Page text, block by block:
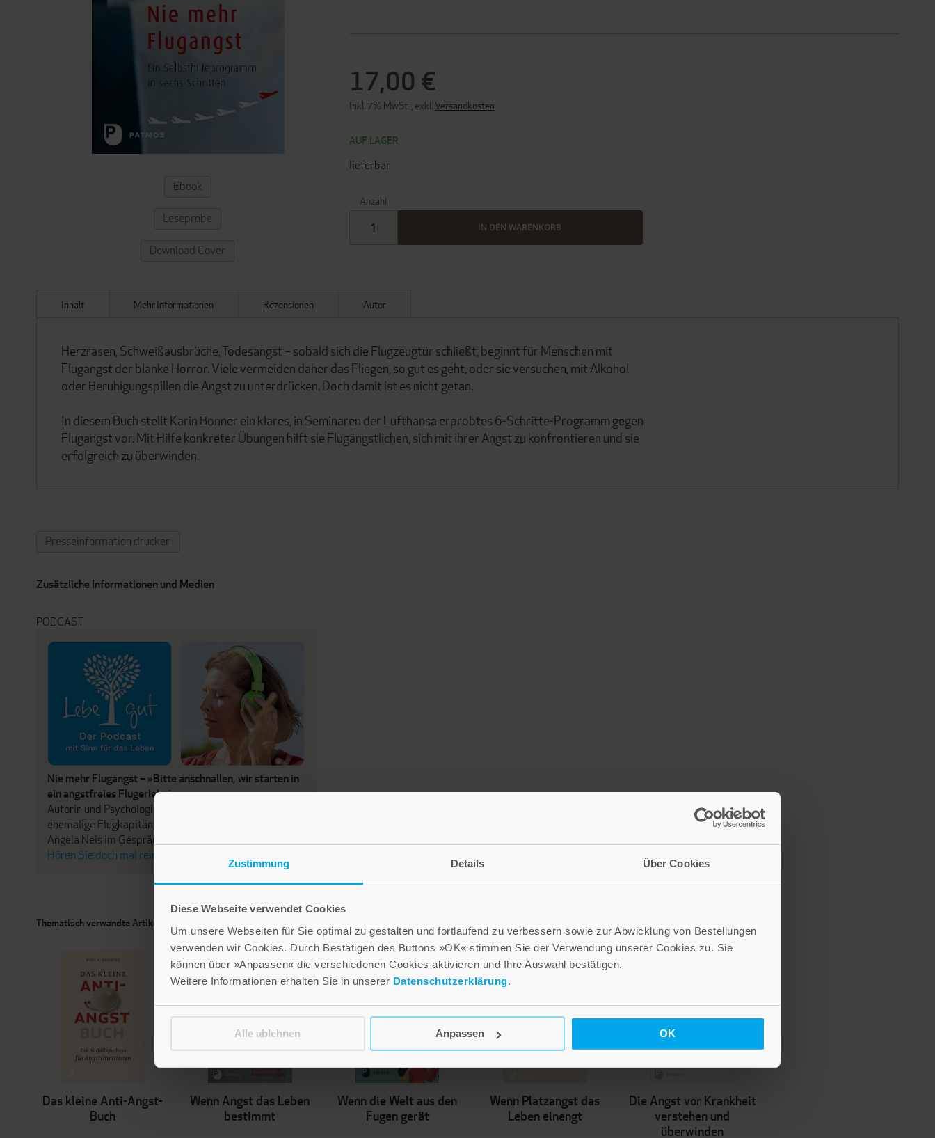
Zustimmung Details Über Cookies
Diese Webseite verwendet Cookies
Um unsere Webseiten für Sie optimal zu gestalten und fortlaufend zu verbessern sowie zur Abwicklung von Bestellungen
verwenden wir Cookies. Durch Bestätigen des Buttons »OK« stimmen Sie der Verwendung unserer Cookies zu. Sie
können über »Anpassen« die verschiedenen Cookies aktivieren und Ihre Auswahl bestätigen.
Weitere Informationen erhalten Sie in unserer Datenschutzerklärung.
Alle ablehnen Anpassen OK
17,00 €
Inkl. 7% MwSt. , exkl. Versandkosten
AUF LAGER
lieferbar
Anzahl
IN DEN WARENKORB
ZUM
ANFANG
BILDERGALERIE
Ebook
Leseprobe
Download Cover
Inhalt
Herzrasen, Schweißausbrüche, Todesangst – sobald sich die Flugzeugtür schließt, beginnt für Menschen mit
Flugangst der blanke Horror. Viele vermeiden daher das Fliegen, so gut es geht, oder sie versuchen, mit Alkohol
oder Beruhigungspillen die Angst zu unterdrücken. Doch damit ist es nicht getan.
In diesem Buch stellt Karin Bonner ein klares, in Seminaren der Lufthansa erprobtes 6-Schritte-Programm gegen
Flugangst vor. Mit Hilfe konkreter Übungen hilft sie Flugängstlichen, sich mit ihrer Angst zu konfrontieren und sie
erfolgreich zu überwinden.
Mehr Informationen Rezensionen Autor
Presseinformation drucken
Zusätzliche Informationen und Medien
PODCAST
Nie mehr Flugangst – »Bitte anschnallen, wir starten in
ein angstfreies Flugerlebnis.«
Autorin und Psychologin Karin Bonner und der
ehemalige Flugkapitän Fritz Klaiber mit Moderatorin
Angela Neis im Gespräch
Hören Sie doch mal rein!
Thematisch verwandte Artikel
Das kleine Anti-Angst-
Buch
Wenn Angst das Leben
bestimmt
Wenn die Welt aus den
Fugen gerät
Wenn Platzangst das
Leben einengt
Die Angst vor Krankheit
verstehen und
überwinden